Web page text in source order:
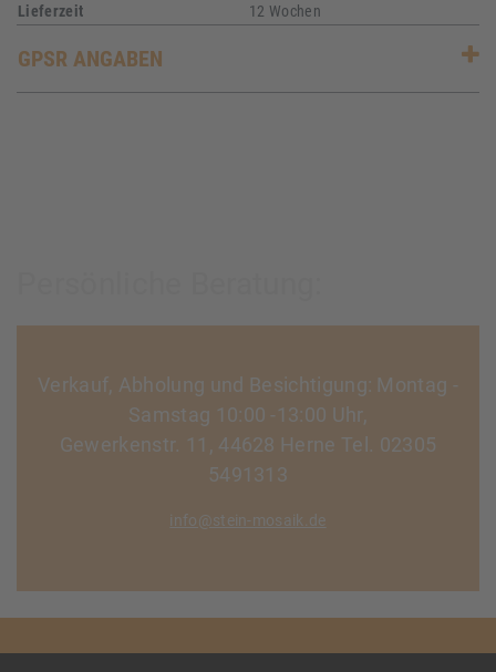
Lieferzeit
12 Wochen
GPSR ANGABEN
Verkauf, Abholung und Besichtigung: Montag -
Samstag 10:00 -13:00 Uhr,
Gewerkenstr. 11, 44628 Herne Tel. 02305
5491313
info@stein-mosaik.de